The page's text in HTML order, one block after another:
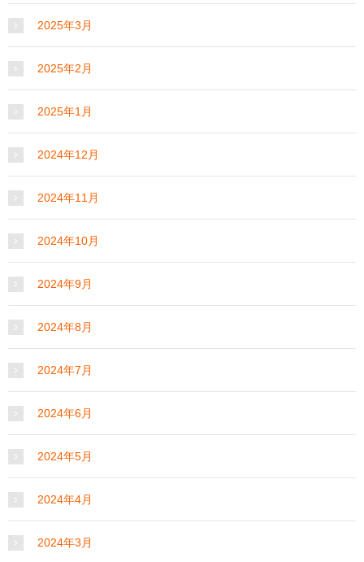
2025年3月
2025年2月
2025年1月
2024年12月
2024年11月
2024年10月
2024年9月
2024年8月
2024年7月
2024年6月
2024年5月
2024年4月
2024年3月